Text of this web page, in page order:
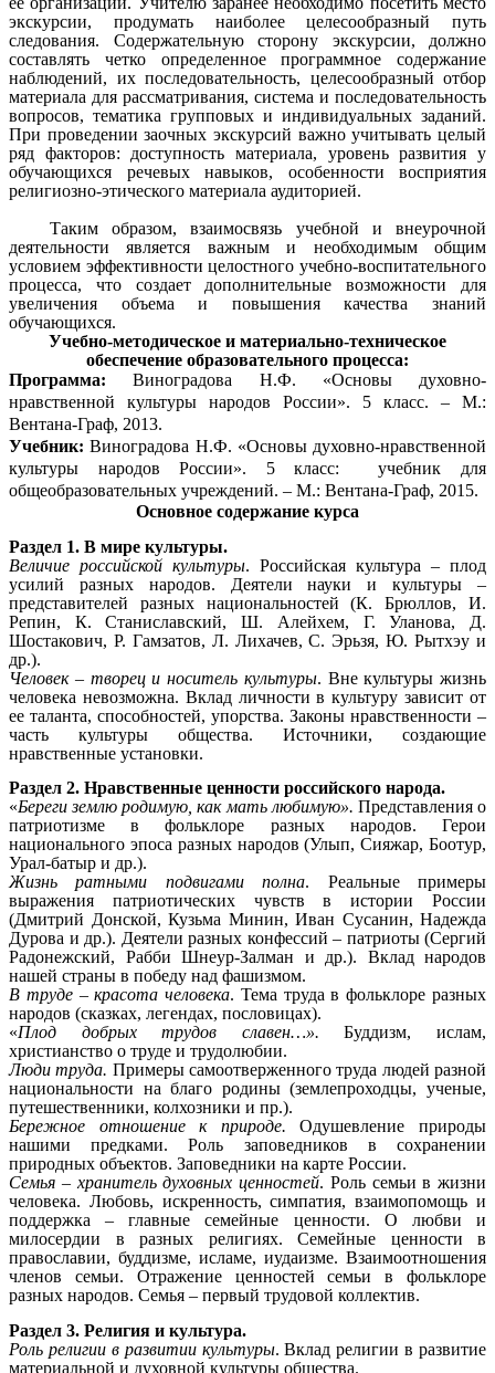
экскурсии, продумать наиболее целесообразный путь
следования. Содержательную сторону экскурсии, должно
составлять четко определенное программное содержание
наблюдений, их последовательность, целесообразный отбор
материала для рассматривания, система и последовательность
вопросов, тематика групповых и индивидуальных заданий.
При проведении заочных экскурсий важно учитывать целый
ряд факторов: доступность материала, уровень развития у
обучающихся речевых навыков, особенности восприятия
религиозно-этического материала аудиторией.
Таким образом, взаимосвязь учебной и внеурочной
деятельности является важным и необходимым общим
условием эффективности целостного учебно-воспитательного
процесса, что создает дополнительные возможности для
увеличения объема и повышения качества знаний
обучающихся.
Учебно-методическое и материально-техническое
обеспечение образовательного процесса:
Программа: Виноградова Н.Ф. «Основы духовно-
нравственной культуры народов России». 5 класс. – М.:
Вентана-Граф, 2013.
Учебник:Виноградова Н.Ф. «Основы духовно-нравственной
культуры народов России». 5 класс: учебник для
общеобразовательных учреждений. – М.: Вентана-Граф, 2015.
Основное содержание курса
Раздел 1. В мире культуры.
Величие российской культуры. Российская культура – плод
усилий разных народов. Деятели науки и культуры –
представителей разных национальностей (К. Брюллов, И.
Репин, К. Станиславский, Ш. Алейхем, Г. Уланова, Д.
Шостакович, Р. Гамзатов, Л. Лихачев, С. Эрьзя, Ю. Рытхэу и
др.).
Человек – творец и носитель культуры. Вне культуры жизнь
человека невозможна. Вклад личности в культуру зависит от
ее таланта, способностей, упорства. Законы нравственности –
часть культуры общества. Источники, создающие
нравственные установки.
Раздел 2. Нравственные ценности российского народа.
«Береги землю родимую, как мать любимую». Представления о
патриотизме в фольклоре разных народов. Герои
национального эпоса разных народов (Улып, Сияжар, Боотур,
Урал-батыр и др.).
Жизнь ратными подвигами полна. Реальные примеры
выражения патриотических чувств в истории России
(Дмитрий Донской, Кузьма Минин, Иван Сусанин, Надежда
Дурова и др.). Деятели разных конфессий – патриоты (Сергий
Радонежский, Рабби Шнеур-Залман и др.). Вклад народов
нашей страны в победу над фашизмом.
В труде – красота человека. Тема труда в фольклоре разных
народов (сказках, легендах, пословицах).
«Плод добрых трудов славен…».Буддизм, ислам,
христианство о труде и трудолюбии.
Люди труда. Примеры самоотверженного труда людей разной
национальности на благо родины (землепроходцы, ученые,
путешественники, колхозники и пр.).
Бережное отношение к природе.Одушевление природы
нашими предками. Роль заповедников в сохранении
природных объектов. Заповедники на карте России.
Семья – хранитель духовных ценностей. Роль семьи в жизни
человека. Любовь, искренность, симпатия, взаимопомощь и
поддержка – главные семейные ценности. О любви и
милосердии в разных религиях. Семейные ценности в
православии, буддизме, исламе, иудаизме. Взаимоотношения
членов семьи. Отражение ценностей семьи в фольклоре
разных народов. Семья – первый трудовой коллектив.
Раздел 3. Религия и культура.
Роль религии в развитии культуры. Вклад религии в развитие
материальной и духовной культуры общества.